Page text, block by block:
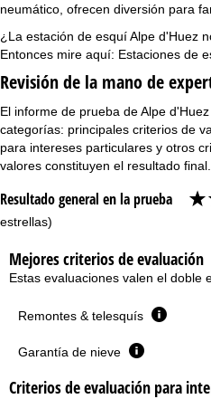
neumático, ofrecen diversión para
¿La estación de esquí Alpe d'Huez
Entonces mire aquí: Estaciones de
Revisión de la mano de
El informe de prueba de Alpe
categorías: principales criterios de
para intereses particulares y otros
valores constituyen el resultado final.
Resultado general en la prueba
estrellas)
Mejores criterios de evaluación
Estas evaluaciones valen el doble
Remontes & telesquís
Garantía de nieve
Criterios de evaluación para